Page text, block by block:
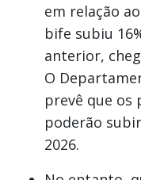
em relação
bife subiu
anterior,
O
prevê que os
poderão
2026.